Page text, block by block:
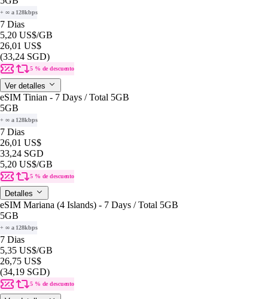
+ ∞ a 128kbps
7 Dias
5,20 US$/GB
26,01 US$
(33,24 SGD)
5 % de descuento
Ver detalles
eSIM Tinian - 7 Days / Total 5GB
5GB
+ ∞ a 128kbps
7 Dias
26,01 US$
33,24 SGD
5,20 US$/GB
5 % de descuento
Detalles
eSIM Mariana (4 Islands) - 7 Days / Total 5GB
5GB
+ ∞ a 128kbps
7 Dias
5,35 US$/GB
26,75 US$
(34,19 SGD)
5 % de descuento